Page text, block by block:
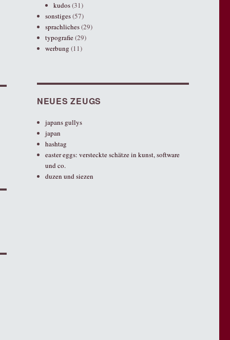
kudos(31)
sonstiges(57)
sprachliches(29)
typografie(29)
werbung (11)
NEUES ZEUGS
japans gullys
japan
hashtag
easter eggs: versteckte schätze in kunst, software
und co.
duzen und siezen